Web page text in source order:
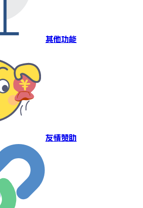
其他功能
友情赞助